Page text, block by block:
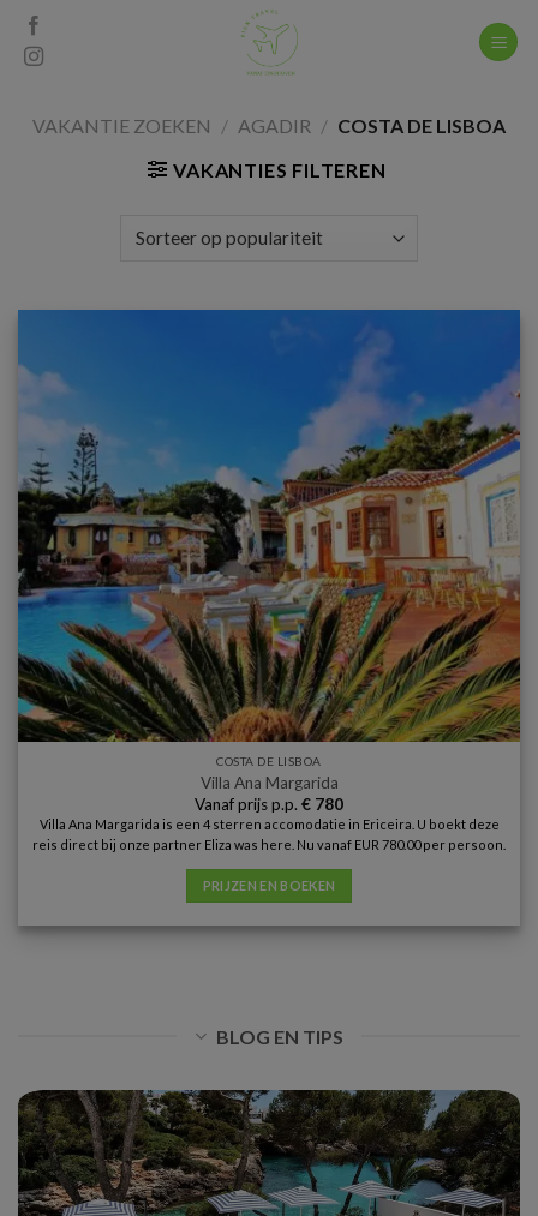
Skip
content
VAKANTIE ZOEKEN / AGADIR / COSTA DE LISBOA
VAKANTIES FILTEREN
COSTA DE LISBOA
Villa Ana Margarida
Vanaf prijs p.p. € 780
Villa Ana Margarida is een 4 sterren accomodatie in Ericeira. U boekt deze
reis direct bij onze partner Eliza was here. Nu vanaf EUR 780.00 per persoon.
PRIJZEN EN BOEKEN
BLOG EN TIPS